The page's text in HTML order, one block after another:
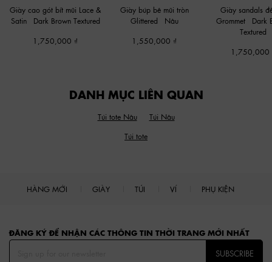
Giày cao gót bít mũi Lace &
Satin
Dark Brown Textured
1,750,000
Giày búp bê mũi tròn
Glittered
Nâu
1,550,000
Giày sandals
Grommet
Dark
Textured
1,750,000
DANH MỤC LIÊN QUAN
Túi tote Nâu
Túi Nâu
Túi tote
HÀNG MỚI GIÀY TÚI VÍ PHỤ KIỆN
ĐĂNG KÝ ĐỂ NHẬN CÁC THÔNG TIN THỜI TRANG MỚI NHẤT
SUBSCRIBE